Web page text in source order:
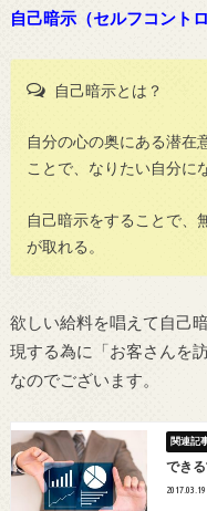
自己暗示（セルフコント
自己暗示とは？
自分の心の奥にある潜在
ことで、なりたい自分に
自己暗示をすることで、
が取れる。
欲しい給料を唱えて自己
現する為に「お客さんを
なのでございます。
でき
2017.03.19